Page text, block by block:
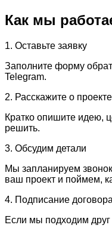
Как мы
1. Оставьте заявку
Заполните форму
Telegram.
2. Расскажите о проекте
Кратко опишите идею,
решить.
3. Обсудим детали
Мы запланируем
ваш проект и поймем,
4. Подписание договора
Если мы подходим друг